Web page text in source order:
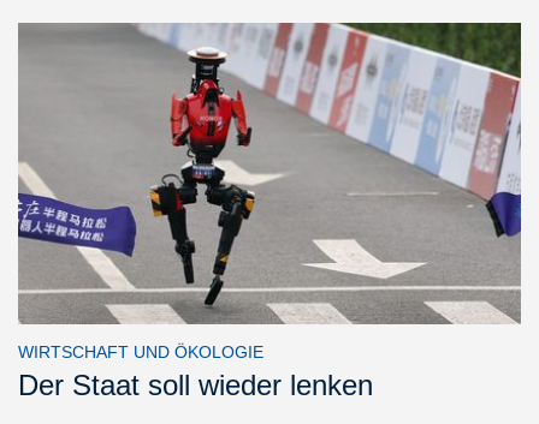
WIRTSCHAFT UND ÖKOLOGIE
Der Staat soll wieder lenken